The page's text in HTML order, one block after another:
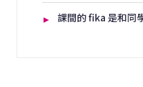
課間的 fika 是和同